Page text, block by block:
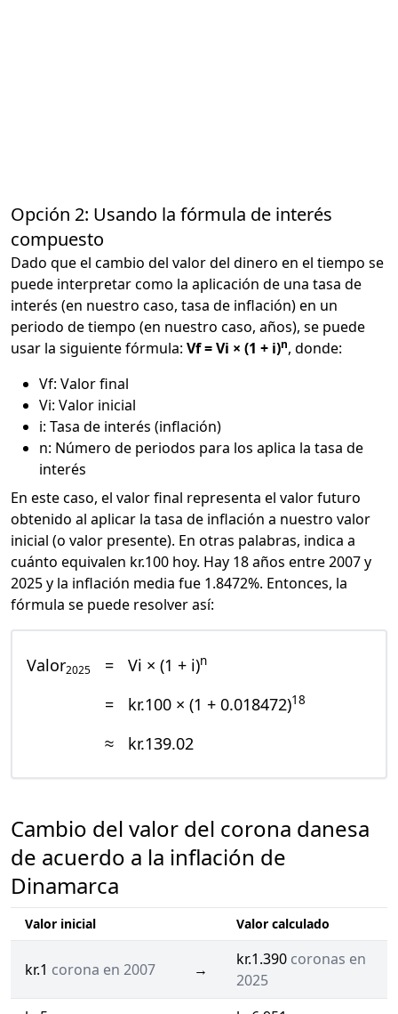
Opción 2: Usando la fórmula de interés
compuesto
Dado que el cambio del valor del dinero en el tiempo se
puede interpretar como la aplicación de una tasa de
interés (en nuestro caso, tasa de inflación) en un
periodo de tiempo (en nuestro caso, años), se puede
usar la siguiente fórmula: Vf = Vi × (1 + i)n, donde:
Vf: Valor final
Vi: Valor inicial
i: Tasa de interés (inflación)
n: Número de periodos para los aplica la tasa de
interés
En este caso, el valor final representa el valor futuro
obtenido al aplicar la tasa de inflación a nuestro valor
inicial (o valor presente). En otras palabras, indica a
cuánto equivalen kr.100 hoy. Hay 18 años entre 2007 y
2025 y la inflación media fue 1.8472%. Entonces, la
fórmula se puede resolver así:
Valor2025 = Vi × (1 + i)n
= kr.100 × (1 + 0.018472)18
≈ kr.139.02
Cambio del valor del corona danesa
de acuerdo a la inflación de
Dinamarca
Valor inicial Valor calculado
kr.1 corona en 2007 →
kr.1.390 coronas en
2025